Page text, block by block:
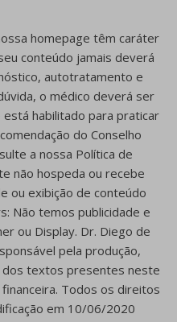
homepage têm caráter
conteúdo jamais deverá
autotratamento e
o médico deverá ser
habilitado para praticar
do Conselho
a nossa Política de
não hospeda ou recebe
ou exibição de conteúdo
Não temos publicidade e
ou Display. Dr. Diego de
pela produção,
dos textos presentes neste
Todos os direitos
em 10/06/2020